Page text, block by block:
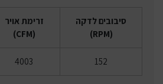
סיבובים לדקה
(RPM)
זרימת אויר
(CFM)
152
4003